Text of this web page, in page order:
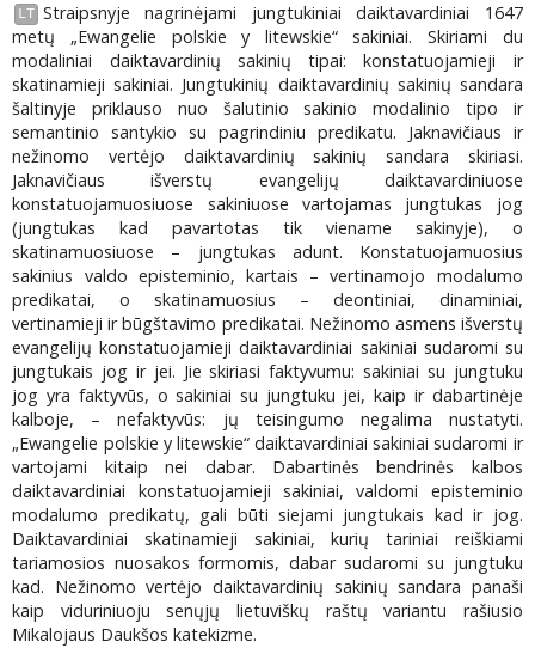
LT Straipsnyje nagrinėjami jungtukiniai daiktavardiniai 1647
metų „Ewangelie polskie y litewskie“ sakiniai. Skiriami du
modaliniai daiktavardinių sakinių tipai: konstatuojamieji ir
skatinamieji sakiniai. Jungtukinių daiktavardinių sakinių sandara
šaltinyje priklauso nuo šalutinio sakinio modalinio tipo ir
semantinio santykio su pagrindiniu predikatu. Jaknavičiaus ir
nežinomo vertėjo daiktavardinių sakinių sandara skiriasi.
Jaknavičiaus išverstų evangelijų daiktavardiniuose
konstatuojamuosiuose sakiniuose vartojamas jungtukas jog
(jungtukas kad pavartotas tik viename sakinyje), o
skatinamuosiuose – jungtukas adunt. Konstatuojamuosius
sakinius valdo episteminio, kartais – vertinamojo modalumo
predikatai, o skatinamuosius – deontiniai, dinaminiai,
vertinamieji ir būgštavimo predikatai. Nežinomo asmens išverstų
evangelijų konstatuojamieji daiktavardiniai sakiniai sudaromi su
jungtukais jog ir jei. Jie skiriasi faktyvumu: sakiniai su jungtuku
jog yra faktyvūs, o sakiniai su jungtuku jei, kaip ir dabartinėje
kalboje, – nefaktyvūs: jų teisingumo negalima nustatyti.
„Ewangelie polskie y litewskie“ daiktavardiniai sakiniai sudaromi ir
vartojami kitaip nei dabar. Dabartinės bendrinės kalbos
daiktavardiniai konstatuojamieji sakiniai, valdomi episteminio
modalumo predikatų, gali būti siejami jungtukais kad ir jog.
Daiktavardiniai skatinamieji sakiniai, kurių tariniai reiškiami
tariamosios nuosakos formomis, dabar sudaromi su jungtuku
kad. Nežinomo vertėjo daiktavardinių sakinių sandara panaši
kaip viduriniuoju senųjų lietuviškų raštų variantu rašiusio
Mikalojaus Daukšos katekizme.